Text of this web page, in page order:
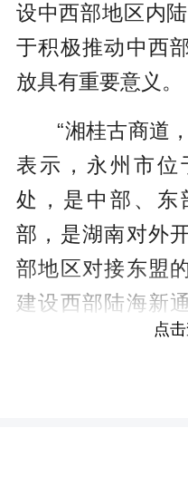
设中西部地区内
于积极推动中西
放具有重要意义。
“湘桂古商道
表示，永州市位
处，是中部、东
部，是湖南对外
部地区对接东盟
建设西部陆海新
成中西部地区
河南、湖北、湖
点